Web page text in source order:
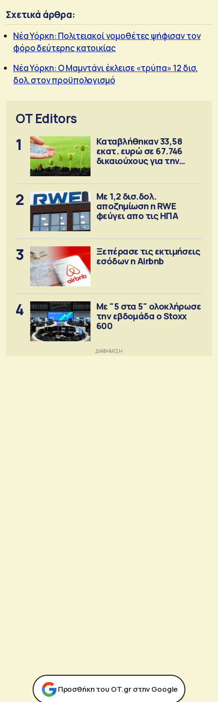
Σχετικά άρθρα:
Νέα Υόρκη: Πολιτειακοί νομοθέτες ψήφισαν τον
φόρο δεύτερης κατοικίας
Νέα Υόρκη: Ο Μαμντάνι έκλεισε «τρύπα» 12 δισ.
δολ. στον προϋπολογισμό
OT Editors
1
Καταβλήθηκαν 33,58
εκατ. ευρώ σε 67.746
δικαιούχους για την
2
Με 1,2 δισ.δολ.
αποζημίωση η RWE
φεύγει απο τις ΗΠΑ
3
Ξεπέρασε τις εκτιμήσεις
εσόδων η Airbnb
4
Με "5 στα 5" ολοκλήρωσε
την εβδομάδα ο Stoxx
600
Προσθήκη του ΟΤ.gr στην Google